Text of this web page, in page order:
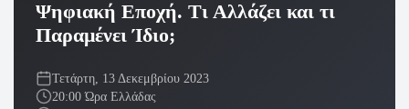
Ψηφιακή Εποχή. Τι Αλλάζει και τι
Παραμένει Ίδιο;
Τετάρτη, 13 Δεκεμβρίου 2023
20:00 Ώρα Ελλάδας